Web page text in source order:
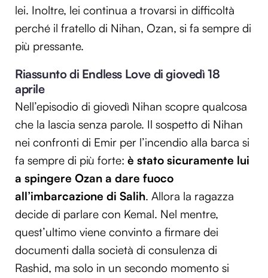
lei. Inoltre, lei continua a trovarsi in difficoltà
perché il fratello di Nihan, Ozan, si fa sempre di
più pressante.
Riassunto di Endless Love di giovedì 18
aprile
Nell’episodio di giovedì Nihan scopre qualcosa
che la lascia senza parole. Il sospetto di Nihan
nei confronti di Emir per l’incendio alla barca si
fa sempre di più forte: è stato sicuramente lui
a spingere Ozan a dare fuoco
all’imbarcazione di Salih. Allora la ragazza
decide di parlare con Kemal. Nel mentre,
quest’ultimo viene convinto a firmare dei
documenti dalla società di consulenza di
Rashid, ma solo in un secondo momento si